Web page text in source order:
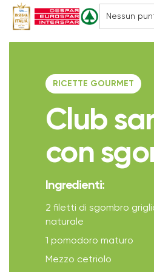
RICETTE GOURMET
Club
con
Ingredienti:
2 filetti di sgombro
naturale
1 pomodoro maturo
Mezzo cetriolo